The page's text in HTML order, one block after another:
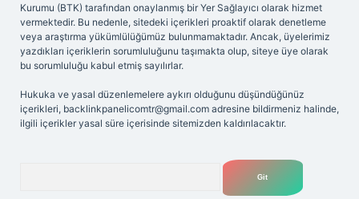
Kurumu (BTK) tarafından onaylanmış bir Yer Sağlayıcı olarak hizmet
vermektedir. Bu nedenle, sitedeki içerikleri proaktif olarak denetleme
veya araştırma yükümlülüğümüz bulunmamaktadır. Ancak, üyelerimiz
yazdıkları içeriklerin sorumluluğunu taşımakta olup, siteye üye olarak
bu sorumluluğu kabul etmiş sayılırlar.
Hukuka ve yasal düzenlemelere aykırı olduğunu düşündüğünüz
içerikleri, backlinkpanelicomtr@gmail.com adresine bildirmeniz halinde,
ilgili içerikler yasal süre içerisinde sitemizden kaldırılacaktır.